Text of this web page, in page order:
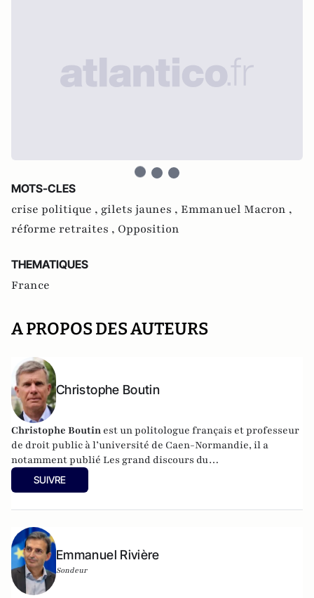
MOTS-CLES
crise politique , gilets jaunes , Emmanuel Macron ,
réforme retraites , Opposition
THEMATIQUES
France
A PROPOS DES AUTEURS
Christophe Boutin
Christophe Boutin est un politologue français et professeur
de droit public à l’université de Caen-Normandie, il a
notamment publié Les grand discours du
XXe siècle(Flammarion 2009) et co-dirigé
du conservatisme
du Pont-Neuf.
SUIVRE
Emmanuel Rivière
Sondeur